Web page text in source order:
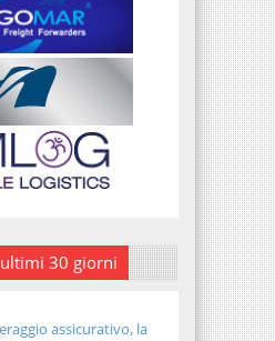
30 giorni
assicurativo, la